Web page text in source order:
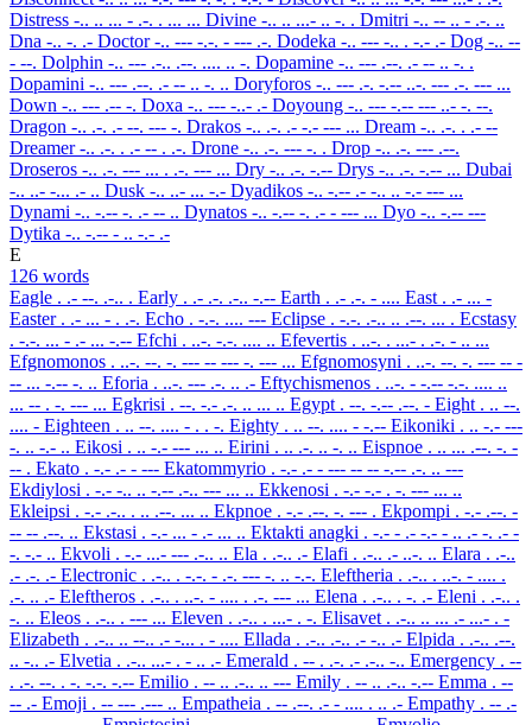
Distress -.. .. ... - .-. . ... ... Divine -.. .. ...- .. -. . Dmitri -.. -- .. - .-. ..
Dna -.. -. .- Doctor-.. --- -.-. - --- .-. Dodeka -.. --- -.. . -.- .- Dog -.. --
- --. Dolphin -.. --- .-.. .--. .... .. -. Dopamine -.. --- .--. .- -- .. -. .
Dopamini -.. --- .--. .- -- .. -. .. Doryforos -.. --- .-. -.-- ..-. --- .-. --- ...
Down -.. --- .-- -. Doxa -.. --- -..- .- Doyoung -.. --- -.-- --- ..- -. --.
Dragon -.. .-. .- --. --- -. Drakos -.. .-. .- -.- --- ... Dream -.. .-. . .- --
Dreamer-.. .-. . .- -- . .-. Drone -.. .-. --- -. . Drop -.. .-. --- .--.
Droseros -.. .-. --- ... . .-. --- ... Dry -.. .-. -.-- Drys -.. .-. -.-- ... Dubai
-.. ..- -... .- .. Dusk -.. ..- ... -.- Dyadikos -.. -.-- .- -.. .. -.- --- ...
Dynami -.. -.-- -. .- -- .. Dynatos -.. -.-- -. .- - --- ... Dyo -.. -.-- ---
Dytika -.. -.-- - .. -.- .-
E
126 words
Eagle . .- --. .-.. . Early . .- .-. .-.. -.-- Earth . .- .-. - .... East . .- ... -
Easter . .- ... - . .-. Echo . -.-. .... --- Eclipse . -.-. .-.. .. .--. ... . Ecstasy
. -.-. ... - .- ... -.-- Efchi . ..-. -.-. .... .. Efevertis . ..-. . ...- . .-. - .. ...
Efgnomonos . ..-. --. -. --- -- --- -. --- ... Efgnomosyni . ..-. --. -. --- -- -
-- ... -.-- -. .. Eforia . ..-. --- .-. .. .- Eftychismenos . ..-. - -.-- -.-. .... ..
... -- . -. --- ... Egkrisi . --. -.- .-. .. ... .. Egypt . --. -.-- .--. - Eight . .. --.
.... - Eighteen . .. --. .... - . . -. Eighty . .. --. .... - -.-- Eikoniki . .. -.- ---
-. .. -.- .. Eikosi . .. -.- --- ... .. Eirini . .. .-. .. -. .. Eispnoe . .. ... .--. -. -
-- . Ekato . -.- .- - --- Ekatommyrio . -.- .- - --- -- -- -.-- .-. .. ---
Ekdiylosi . -.- -.. .. -.-- .-.. --- ... .. Ekkenosi . -.- -.- . -. --- ... ..
Ekleipsi . -.- .-.. . .. .--. ... .. Ekpnoe . -.- .--. -. --- . Ekpompi . -.- .--. -
-- -- .--. .. Ekstasi . -.- ... - .- ... .. Ektakti anagki . -.- - .- -.- - .. .- -. .- -
-. -.- .. Ekvoli . -.- ...- --- .-.. .. Ela . .-.. .- Elafi . .-.. .- ..-. .. Elara . .-..
.- .-. .- Electronic . .-.. . -.-. - .-. --- -. .. -.-. Eleftheria . .-.. . ..-. - .... .
.-. .. .- Eleftheros . .-.. . ..-. - .... . .-. --- ... Elena . .-.. . -. .- Eleni . .-.. .
-. .. Eleos . .-.. . --- ... Eleven . .-.. . ...- . -. Elisavet . .-.. .. ... .- ...- . -
Elizabeth . .-.. .. --.. .- -... . - .... Ellada . .-.. .-.. .- -.. .- Elpida . .-.. .--.
.. -.. .- Elvetia . .-.. ...- . - .. .- Emerald . -- . .-. .- .-.. -.. Emergency . --
. .-. --. . -. -.-. -.-- Emilio . -- .. .-.. .. --- Emily . -- .. .-.. -.-- Emma . --
-- .- Emoji . -- --- .--- .. Empatheia . -- .--. .- - .... . .. .- Empathy . -- .-